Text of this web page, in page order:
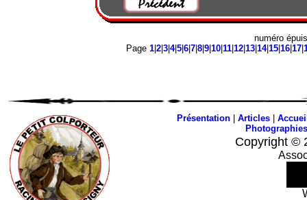
numéro
Page 1| 2| 3| 4|5| 6| 7| 8| 9| 10| 11| 12| 13| 14|15| 16| 17|
Présentation| Articles|
Photographies
Copyright ©